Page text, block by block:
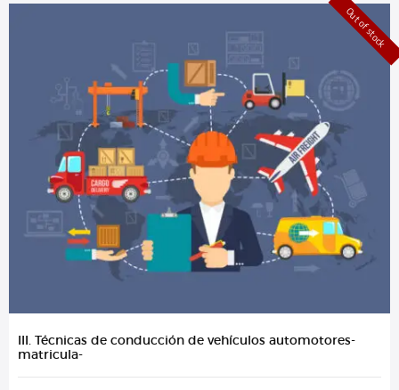
Out of stock
III. Técnicas de conducción de vehículos automotores-
matricula-